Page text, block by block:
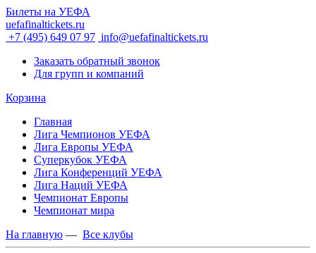
Билеты на УЕФА
uefafinaltickets.ru
+7 (495) 649 07 97 info@uefafinaltickets.ru
Заказать обратный звонок
Для групп и компаний
Корзина
Главная
Лига Чемпионов УЕФА
Лига Европы УЕФА
Суперкубок УЕФА
Лига Конференций УЕФА
Лига Наций УЕФА
Чемпионат Европы
Чемпионат мира
На главную — Все клубы